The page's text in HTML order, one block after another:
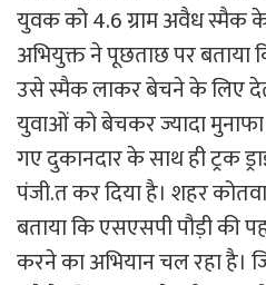
युवक को 4.6 ग्राम अवैध स्मैक के
अभियुक्त ने पूछताछ पर बताया
उसे स्मैक लाकर बेचने के लिए
युवाओं को बेचकर ज्यादा
गए दुकानदार के साथ ही ट्रक
पंजी.त कर दिया है। शहर
बताया कि एसएसपी पौड़ी की
करने का अभियान चल रहा है।